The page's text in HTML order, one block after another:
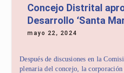
Concejo Distrital
Desarrollo ‘Santa
mayo 22, 2024
Después de discusiones en la
plenaria del concejo, la